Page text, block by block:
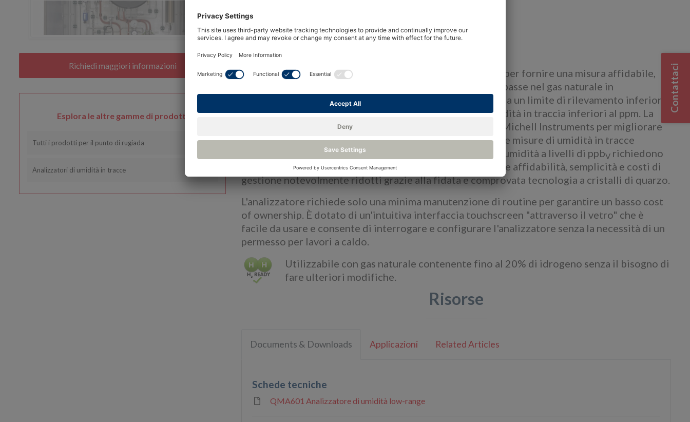
Esplora le altre gamme di prodotti
Tutti i prodotti per il punto di rugiada
Analizzatori di umidità in tracce
Panoramica
L'analizzatore di umidità QMA601-LR è stato progettato per fornire una misura affidabile,
rapida e accurata del contenuto di umidità in tracce ultrabasse nel gas naturale in
applicazioni di frazionamento NGL e liquefazione LNG. Ha un limite di rilevamento inferiore
di 0,02 ppmVcon un'accuratezza affidabile a livelli di umidità in traccia inferiori al ppm. La
variante a basso range è il risultato dei continui sforzi di Michell Instruments per migliorare
la tecnologia della microbilancia a cristalli di quarzo per le misure di umidità in tracce
ultrabasse fino a 20ppb . Mentre le misure di quantità di umidità a livelli di ppbV richiedono
altre tecnologie, il nuovo QMA601-LR è in grado di offrire affidabilità, semplicità e costi di
gestione notevolmente ridotti grazie alla fidata e comprovata tecnologia a cristalli di quarzo.
L'analizzatore richiede solo una minima manutenzione di routine per garantire un basso cost
of ownership. È dotato di un'intuitiva interfaccia touchscreen "attraverso il vetro" che è
facile da usare e consente di interrogare e configurare l'analizzatore senza la necessità di un
permesso per lavori a caldo.
Utilizzabile con gas naturale contenente fino al 20% di idrogeno senza il bisogno di
fare ulteriori modifiche.
Risorse
Documents & Downloads Applicazioni Related Articles
Schede tecniche
QMA601 Analizzatore di umidità low-range
Contattaci